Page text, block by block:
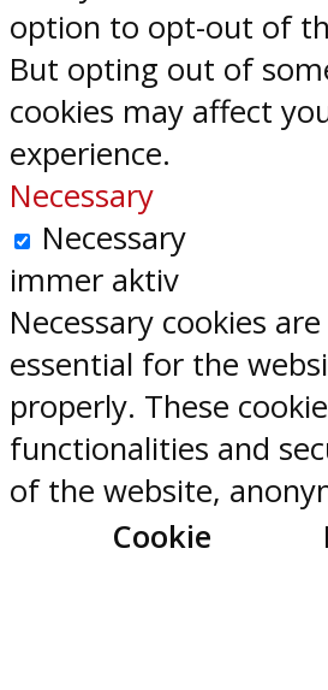
option to opt-out of
But opting out of
cookies may affect
experience.
Necessary
Necessary
immer aktiv
Necessary cookies
essential for the
properly. These
functionalities and
of the website,
Cookie